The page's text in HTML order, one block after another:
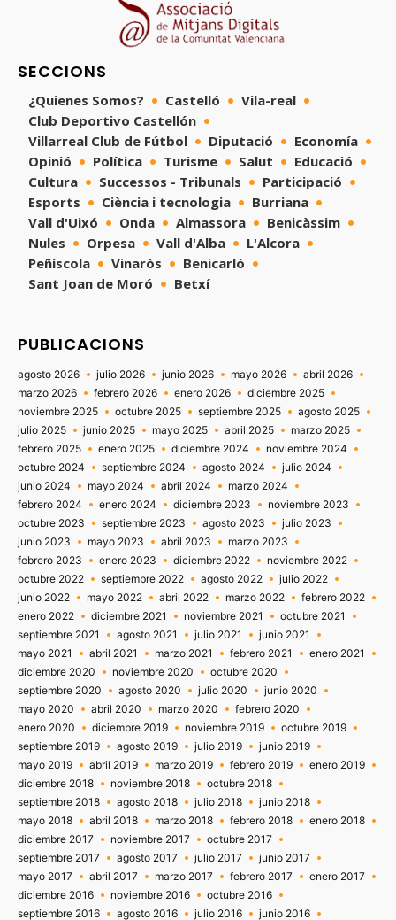
SECCIONS
¿Quienes Somos? Castelló
Vila-real
Club Deportivo Castellón
Villarreal Club de Fútbol
Diputació
Economía
Opinió
Política Turisme Salut
Educació
Cultura
Successos - Tribunals
Participació
Esports
Ciència i tecnologia
Burriana
Vall d'Uixó
Onda Almassora
Benicàssim
Nules
Orpesa Vall d'Alba
L'Alcora
Peñíscola
Vinaròs
Benicarló
Sant Joan de Moró
Betxí
PUBLICACIONS
agosto 2026 julio 2026 junio 2026 mayo 2026
abril 2026
marzo 2026
febrero 2026 enero 2026
diciembre 2025
noviembre 2025
octubre 2025 septiembre 2025
agosto 2025
julio 2025
junio 2025 mayo 2025 abril 2025
marzo 2025
febrero 2025
enero 2025 diciembre 2024
noviembre 2024
octubre 2024
septiembre 2024 agosto 2024
julio 2024
junio 2024
mayo 2024 abril 2024
marzo 2024
febrero 2024
enero 2024 diciembre 2023
noviembre 2023
octubre 2023
septiembre 2023 agosto 2023
julio 2023
junio 2023
mayo 2023 abril 2023
marzo 2023
febrero 2023
enero 2023 diciembre 2022
noviembre 2022
octubre 2022
septiembre 2022 agosto 2022
julio 2022
junio 2022
mayo 2022 abril 2022 marzo 2022
febrero 2022
enero 2022
diciembre 2021 noviembre 2021
octubre 2021
septiembre 2021
agosto 2021 julio 2021
junio 2021
mayo 2021
abril 2021 marzo 2021 febrero 2021
enero 2021
diciembre 2020
noviembre 2020
octubre 2020
septiembre 2020
agosto 2020 julio 2020
junio 2020
mayo 2020
abril 2020 marzo 2020
febrero 2020
enero 2020
diciembre 2019 noviembre 2019
octubre 2019
septiembre 2019
agosto 2019 julio 2019
junio 2019
mayo 2019
abril 2019 marzo 2019 febrero 2019
enero 2019
diciembre 2018
noviembre 2018
octubre 2018
septiembre 2018
agosto 2018 julio 2018
junio 2018
mayo 2018
abril 2018 marzo 2018 febrero 2018
enero 2018
diciembre 2017
noviembre 2017
octubre 2017
septiembre 2017
agosto 2017 julio 2017
junio 2017
mayo 2017
abril 2017 marzo 2017 febrero 2017
enero 2017
diciembre 2016
noviembre 2016
octubre 2016
septiembre 2016
agosto 2016 julio 2016 junio 2016